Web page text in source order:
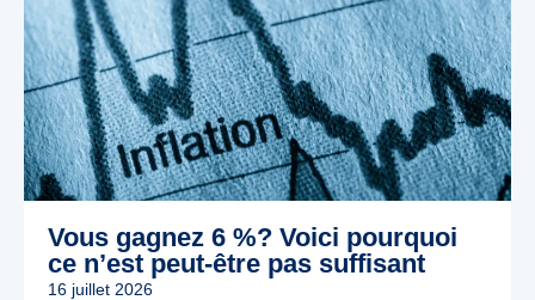
Vous gagnez 6 %? Voici pourquoi
ce n’est peut‑être pas suffisant
16 juillet 2026